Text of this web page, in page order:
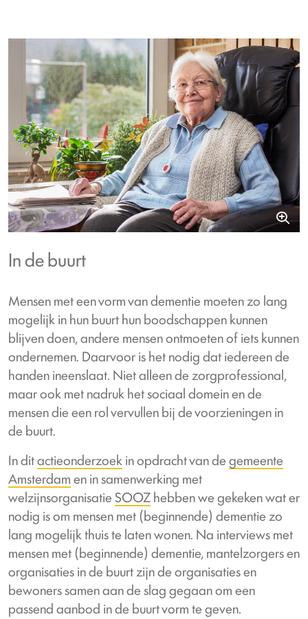
In de buurt
Mensen met een vorm van dementie moeten zo lang
mogelijk in hun buurt hun boodschappen kunnen
blijven doen, andere mensen ontmoeten of iets kunnen
ondernemen. Daarvoor is het nodig dat iedereen de
handen ineenslaat. Niet alleen de zorgprofessional,
maar ook met nadruk het sociaal domein en de
mensen die een rol vervullen bij de voorzieningen in
de buurt.
In ditactieonderzoekin opdracht van degemeente
Amsterdamen in samenwerking met
welzijnsorganisatieSOOZhebben we gekeken wat er
nodig is om mensen met (beginnende) dementie zo
lang mogelijk thuis te laten wonen. Na interviews met
mensen met (beginnende) dementie, mantelzorgers en
organisaties in de buurt zijn de organisaties en
bewoners samen aan de slag gegaan om een
passend aanbod in de buurt vorm te geven.